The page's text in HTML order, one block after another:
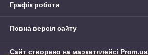
Графік роботи
Повна версія сайту
Сайт створено на маркетплейсі Prom.ua